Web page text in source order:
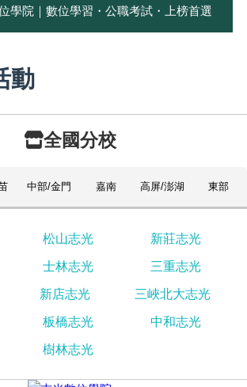
學院｜數位學習・公職考試・上榜首選
動
全國分校
中部/金門 嘉南 高屏/澎湖 東部
松山志光 新莊志光
士林志光 三重志光
新店志光 三峽北大志光
板橋志光 中和志光
樹林志光